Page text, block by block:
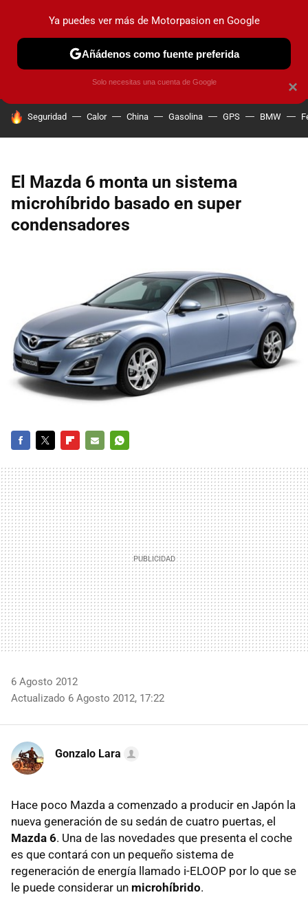
PRUEBAS COCHES ELÉCTRICOS OBSERVATORIO
HOY SE HABLA DE
Seguridad Calor China Gasolina GPS BMW
El Mazda 6 monta un sistema
microhíbrido basado en super
condensadores
MAIL
6 Agosto 2012
Actualizado 6 Agosto 2012, 17:22
Gonzalo Lara
Hace poco Mazda a comenzado a producir en Japón la
nueva generación de su sedán de cuatro puertas, el
Mazda 6. Una de las novedades que presenta el coche
es que contará con un pequeño sistema de
regeneración de energía llamado i-ELOOP por lo que se
le puede considerar un microhíbrido.
×
Ya puedes ver más de Motorpasion en Google
Añádenos como fuente preferida
Solo necesitas una cuenta de Google